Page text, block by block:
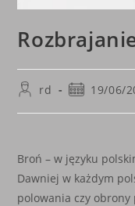
Postrd
Post19/06/
Broń – w języku
Dawniej w każdym
polowania czy